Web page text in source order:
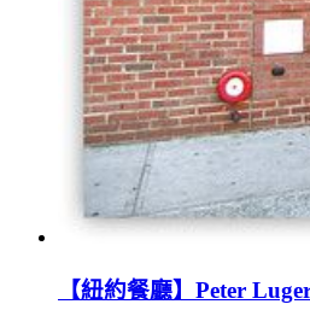
【紐約餐廳】Peter